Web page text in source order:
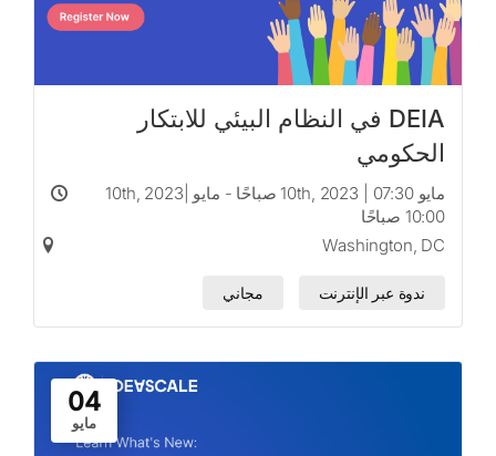
DEIA في النظام البيئي للابتكار
الحكومي
مايو 10th, 2023 | 07:30 صباحًا - مايو 10th, 2023|
10:00 صباحًا
Washington, DC
ندوة عبر الإنترنت مجاني
04
مايو